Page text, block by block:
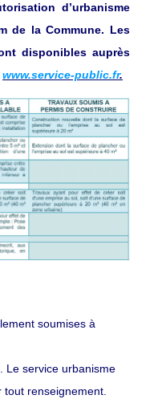
d’urbanisme
de la Commune. Les
disponibles auprès
www.service-public.fr.
soumises à
Le service urbanisme
tout renseignement.